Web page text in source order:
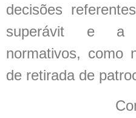
decisões
superávit e a
normativos, como
de retirada de